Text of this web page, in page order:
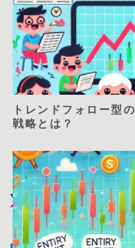
トレンドフォロー型
戦略とは？